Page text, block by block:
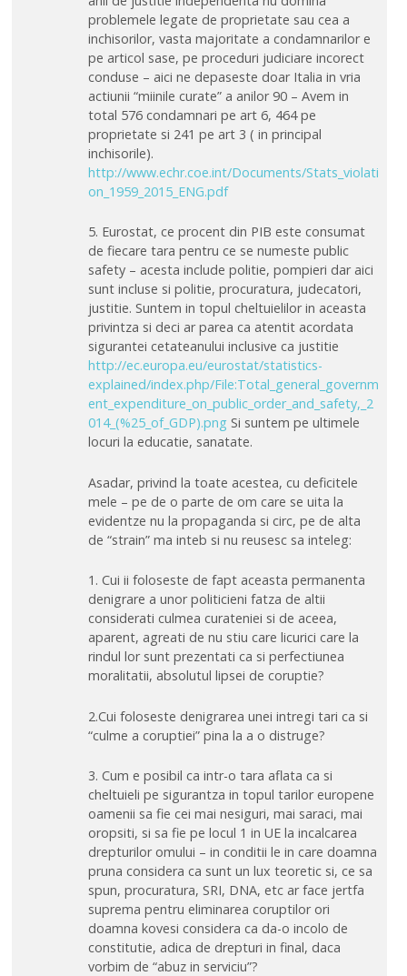
problemele legate de proprietate sau cea a
inchisorilor, vasta majoritate a condamnarilor e
pe articol sase, pe proceduri judiciare incorect
conduse – aici ne depaseste doar Italia in vria
actiunii “miinile curate” a anilor 90 – Avem in
total 576 condamnari pe art 6, 464 pe
proprietate si 241 pe art 3 ( in principal
inchisorile).
http://www.echr.coe.int/Documents/Stats_violati
on_1959_2015_ENG.pdf
5. Eurostat, ce procent din PIB este consumat
de fiecare tara pentru ce se numeste public
safety – acesta include politie, pompieri dar aici
sunt incluse si politie, procuratura, judecatori,
justitie. Suntem in topul cheltuielilor in aceasta
privintza si deci ar parea ca atentit acordata
sigurantei cetateanului inclusive ca justitie
http://ec.europa.eu/eurostat/statistics-
explained/index.php/File:Total_general_governm
ent_expenditure_on_public_order_and_safety,_2
014_(%25_of_GDP).png Si suntem pe ultimele
locuri la educatie, sanatate.
Asadar, privind la toate acestea, cu deficitele
mele – pe de o parte de om care se uita la
evidentze nu la propaganda si circ, pe de alta
de “strain” ma inteb si nu reusesc sa inteleg:
1. Cui ii foloseste de fapt aceasta permanenta
denigrare a unor politicieni fatza de altii
considerati culmea curateniei si de aceea,
aparent, agreati de nu stiu care licurici care la
rindul lor sunt prezentati ca si perfectiunea
moralitatii, absolutul lipsei de coruptie?
2.Cui foloseste denigrarea unei intregi tari ca si
“culme a coruptiei” pina la a o distruge?
3. Cum e posibil ca intr-o tara aflata ca si
cheltuieli pe sigurantza in topul tarilor europene
oamenii sa fie cei mai nesiguri, mai saraci, mai
oropsiti, si sa fie pe locul 1 in UE la incalcarea
drepturilor omului – in conditii le in care doamna
pruna considera ca sunt un lux teoretic si, ce sa
spun, procuratura, SRI, DNA, etc ar face jertfa
suprema pentru eliminarea coruptilor ori
doamna kovesi considera ca da-o incolo de
constitutie, adica de drepturi in final, daca
vorbim de “abuz in serviciu”?